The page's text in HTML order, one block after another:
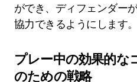
ができ、ディフェンダー
協力できるようにします。
プレー中の効果的な
のための戦略